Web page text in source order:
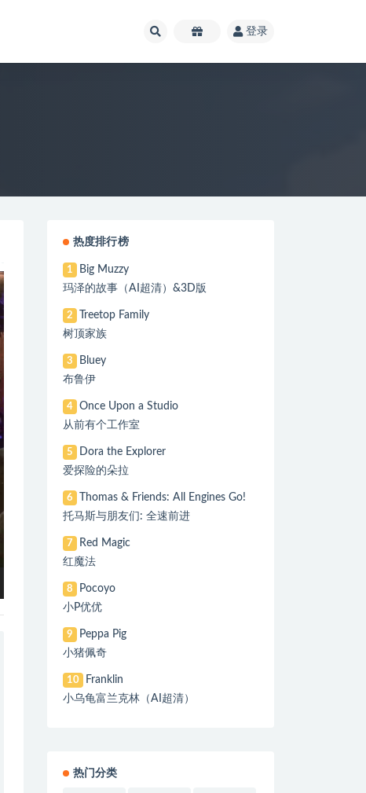
登录
热度排行榜
1
Big Muzzy
玛泽的故事（AI超清）&3D版
2
Treetop Family
树顶家族
3
Bluey
布鲁伊
4
Once Upon a Studio
从前有个工作室
5
Dora the Explorer
爱探险的朵拉
6
Thomas & Friends: All Engines Go!
托马斯与朋友们: 全速前进
7
Red Magic
红魔法
8
Pocoyo
小P优优
9
Peppa Pig
小猪佩奇
10
Franklin
小乌龟富兰克林（AI超清）
热门分类